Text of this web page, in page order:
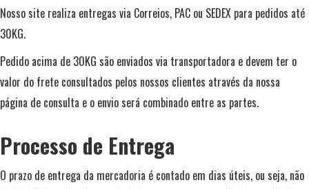
Nosso site realiza entregas via Correios, PAC ou SEDEX para pedidos até
30KG.
Pedido acima de 30KG são enviados via transportadora e devem ter o
valor do frete consultados pelos nossos clientes através da nossa
página de consulta e o envio será combinado entre as partes.
Processo de Entrega
O prazo de entrega da mercadoria é contado em dias úteis, ou seja, não